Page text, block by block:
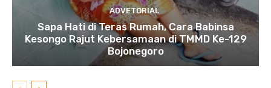
ADVETORIAL
Sapa Hati di Teras Rumah, Cara Babinsa
Kesongo Rajut Kebersamaan di TMMD Ke-129
Bojonegoro